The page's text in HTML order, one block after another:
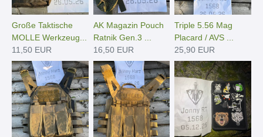
Große Taktische
MOLLE Werkzeug...
11,50 EUR
AK Magazin Pouch
Ratnik Gen.3 ...
16,50 EUR
Triple 5.56 Mag
Placard / AVS ...
25,90 EUR